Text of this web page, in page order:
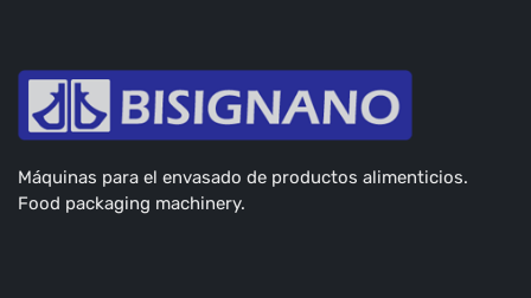
Máquinas para el envasado de productos alimenticios.
Food packaging machinery.